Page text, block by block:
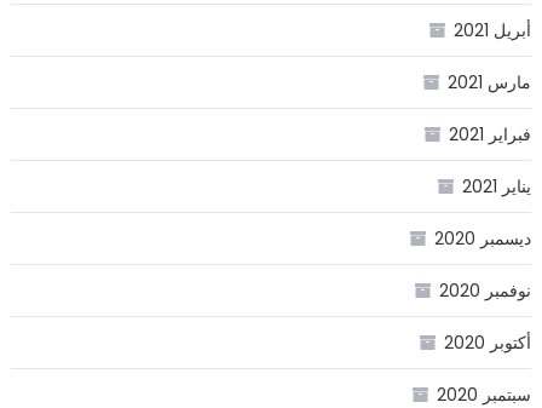
أبريل 2021
مارس 2021
فبراير 2021
يناير 2021
ديسمبر 2020
نوفمبر 2020
أكتوبر 2020
سبتمبر 2020